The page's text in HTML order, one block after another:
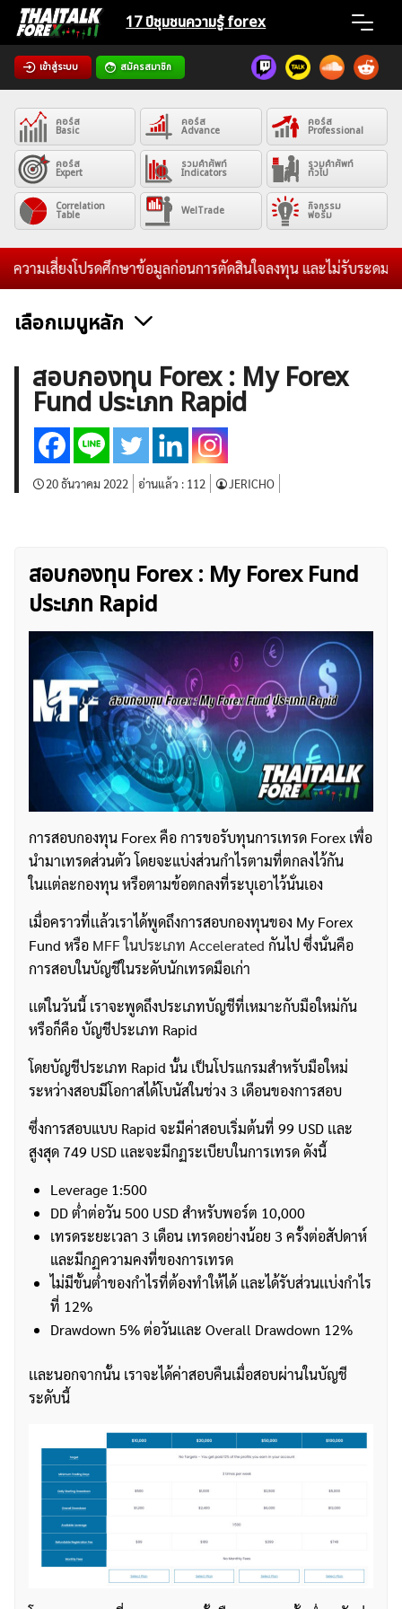
Skip
content
17 ปีชุมชนความรู้ forex
เข้าสู่ระบบ สมัครสมาชิก
Home
News
Articles
VPS Register
ค้นหา
สำหรับ:
คอร์ส
Basic
คอร์ส
Advance
คอร์ส
Professional
คอร์ส
Expert
รวมคำศัพท์
Indicators
รวมคำศัพท์
ทั่วไป
Correlation
Table WelTrade กิจกรรม
ฟอรั่ม
ามเสี่ยงโปรดศึกษาข้อมูลก่อนการตัดสินใจลงทุน และไม่รับระดมทุน
เลือกเมนูหลัก
ข่าวฟอเร็กซ์และสกุลเงิน คริปโตเคอร์เรนซี
ฟรีซิกแนล รายวัน
บทวิเคราะห์
เศรษฐกิจทั่วไป ดัชนี-หุ้น
สินค้าโภคภัณฑ์
โบรกเกอร์ FX
โปรโมชั่น Forex
กองทุน Forex
ฟรี EA
สอบกองทุน Forex : My Forex
Fund ประเภท Rapid
20 ธันวาคม 2022 อ่านแล้ว : 112 JERICHO
สอบกองทุน Forex : My Forex Fund
ประเภท Rapid
การสอบกองทุน Forex คือ การขอรับทุนการเทรด Forex เพื่อ
นำมาเทรดส่วนตัว โดยจะแบ่งส่วนกำไรตามที่ตกลงไว้กัน
ในเเต่ละกองทุน หรือตามข้อตกลงที่ระบุเอาไว้นั่นเอง
เมื่อคราวที่เเล้วเราได้พูดถึงการสอบกองทุนของ My Forex
Fund หรือ MFF ในประเภท Accelerated กันไป ซึ่งนั่นคือ
การสอบในบัญชีในระดับนักเทรดมือเก่า
เเต่ในวันนี้ เราจะพูดถึงประเภทบัญชีที่เหมาะกับมือใหม่กัน
หรือก็คือ บัญชีประเภท Rapid
โดยบัญชีประเภท Rapid นั้น เป็นโปรแกรมสำหรับมือใหม่
ระหว่างสอบมีโอกาสได้โบนัสในช่วง 3 เดือนของการสอบ
ซึ่งการสอบแบบ Rapid จะมีค่าสอบเริ่มต้นที่ 99 USD เเละ
สูงสุด 749 USD เเละจะมีกฏระเบียบในการเทรด ดังนี้
Leverage 1:500
DD ต่ำต่อวัน 500 USD สำหรับพอร์ต 10,000
เทรดระยะเวลา 3 เดือน เทรดอย่างน้อย 3 ครั้งต่อสัปดาห์
และมีกฏความคงที่ของการเทรด
ไม่มีขั้นต่ำของกำไรที่ต้องทำให้ได้ เเละได้รับส่วนเเบ่งกำไร
ที่ 12%
Drawdown 5% ต่อวันเเละ Overall Drawdown 12%
เเละนอกจากนั้น เราจะได้ค่าสอบคืนเมื่อสอบผ่านในบัญชี
ระดับนี้